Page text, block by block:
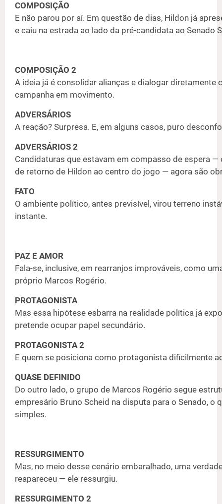
COMPOSIÇÃO
E não parou por aí. Em questão de dias, Hildon já
e caiu na estrada ao lado da pré-candidata ao Senado
COMPOSIÇÃO 2
A ideia já é consolidar alianças e dialogar
campanha em movimento.
ADVERSÁRIOS
A reação? Surpresa. E, em alguns casos, puro
ADVERSÁRIOS 2
Candidaturas que estavam em compasso de espera
de retorno de Hildon ao centro do jogo — agora são
FATO
O ambiente político, antes previsível, virou terreno
instante.
PAZ E AMOR
Fala-se, inclusive, em rearranjos improváveis, como
próprio Marcos Rogério.
PROTAGONISTA
Mas essa hipótese esbarra na realidade política já
pretende ocupar papel secundário.
PROTAGONISTA 2
E quem se posiciona como protagonista dificilmente
QUASE DEFINIDO
Do outro lado, o grupo de Marcos Rogério segue
empresário Bruno Scheid na disputa para o Senado,
simples.
RESSURGIMENTO
Mas, no meio desse cenário embaralhado, uma
reapareceu — ele ressurgiu.
RESSURGIMENTO 2